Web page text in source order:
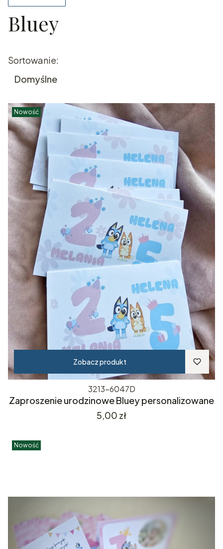
Koniec filtrów
Bluey
Lista produktów
Sortowanie:
Domyślne
Nowość
Zobacz produkt
3213-6047D
Zaproszenie urodzinowe Bluey personalizowane
Cena
5,00 zł
Nowość